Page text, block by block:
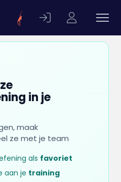
in je
maak
ze met je team
als favoriet
aan je training